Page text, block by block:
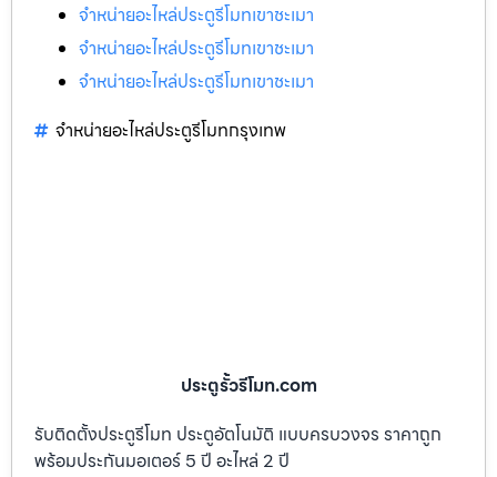
จำหน่ายอะไหล่ประตูรีโมทเขาชะเมา
จำหน่ายอะไหล่ประตูรีโมทเขาชะเมา
จำหน่ายอะไหล่ประตูรีโมทเขาชะเมา
จำหน่ายอะไหล่ประตูรีโมทกรุงเทพ
ประตูรั้วรีโมท.com
รับติดตั้งประตูรีโมท ประตูอัตโนมัติ แบบครบวงจร ราคาถูก
พร้อมประกันมอเตอร์ 5 ปี อะไหล่ 2 ปี